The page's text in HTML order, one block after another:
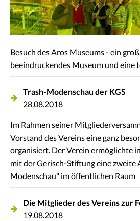
Besuch des Aros Museums - ein
beeindruckendes Museum und eine
Trash-Modenschau der KGS
28.08.2018
Im Rahmen seiner
Vorstand des Vereins eine ganz
organisiert. Der Verein ermöglichte
mit der Gerisch-Stiftung eine zweite
Modenschau" im öffentlichen Raum
Die Mitglieder des Vereins zur
19.08.2018